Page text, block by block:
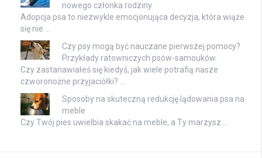
nowego członka rodziny
Adopcja psa to niezwykle emocjonująca decyzja, która wiąże
się nie …
Czy psy mogą być nauczane pierwszej pomocy?
Przykłady ratowniczych psów-samouków.
Czy zastanawiałeś się kiedyś, jak wiele potrafią nasze
czworonożne przyjaciółki? …
Sposoby na skuteczną redukcję lądowania psa na
meble
Czy Twój pies uwielbia skakać na meble, a Ty marzysz …